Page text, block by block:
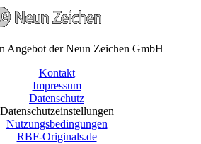
Angebot der Neun Zeichen GmbH
Kontakt
Impressum
Datenschutz
Datenschutzeinstellungen
Nutzungsbedingungen
RBF-Originals.de